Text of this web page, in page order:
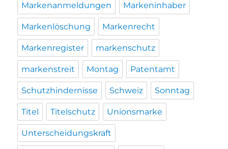
Markenanmeldungen Markeninhaber
Markenlöschung Markenrecht
Markenregister markenschutz
markenstreit Montag Patentamt
Schutzhindernisse Schweiz Sonntag
Titel Titelschutz Unionsmarke
Unterscheidungskraft